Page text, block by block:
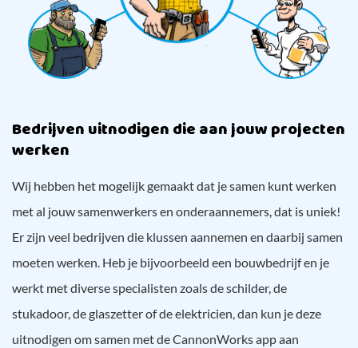
Bedrijven uitnodigen die aan jouw projecten
werken
Wij hebben het mogelijk gemaakt dat je samen kunt werken
met al jouw samenwerkers en onderaannemers, dat is uniek!
Er zijn veel bedrijven die klussen aannemen en daarbij samen
moeten werken. Heb je bijvoorbeeld een bouwbedrijf en je
werkt met diverse specialisten zoals de schilder, de
stukadoor, de glaszetter of de elektricien, dan kun je deze
uitnodigen om samen met de CannonWorks app aan